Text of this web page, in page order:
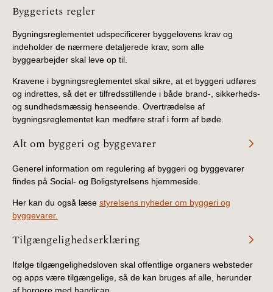
Information
Byggeriets regler
Bygningsreglementet udspecificerer byggelovens krav og
indeholder de nærmere detaljerede krav, som alle
byggearbejder skal leve op til.
Kravene i bygningsreglementet skal sikre, at et byggeri udføres
og indrettes, så det er tilfredsstillende i både brand-, sikkerheds-
og sundhedsmæssig henseende. Overtrædelse af
bygningsreglementet kan medføre straf i form af bøde.
Alt om byggeri og byggevarer
Generel information om regulering af byggeri og byggevarer
findes på Social- og Boligstyrelsens hjemmeside.
Her kan du også læse styrelsens nyheder om byggeri og
byggevarer.
Tilgængelighedserklæring
Ifølge tilgængelighedsloven skal offentlige organers websteder
og apps være tilgængelige, så de kan bruges af alle, herunder